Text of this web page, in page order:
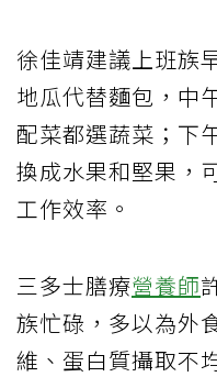
徐佳靖建議上班族
地瓜代替麵包，中
配菜都選蔬菜；下
換成水果和堅果，
工作效率。
三多士膳療營養師
族忙碌，多以為外
維、蛋白質攝取不